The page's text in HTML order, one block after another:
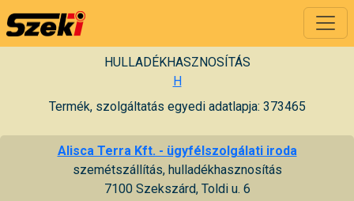
HULLADÉKHASZNOSÍTÁS
H
Termék, szolgáltatás egyedi adatlapja: 373465
Alisca Terra Kft. - ügyfélszolgálati iroda
szemétszállítás, hulladékhasznosítás
7100 Szekszárd, Toldi u. 6